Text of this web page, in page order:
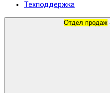
Техподдержка
Отдел продаж